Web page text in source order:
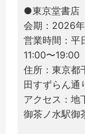
●東京堂書店
会期：2026
営業時間：平
11:00〜19:00
住所：東京都
田すずらん通
アクセス：地
御茶ノ水駅御